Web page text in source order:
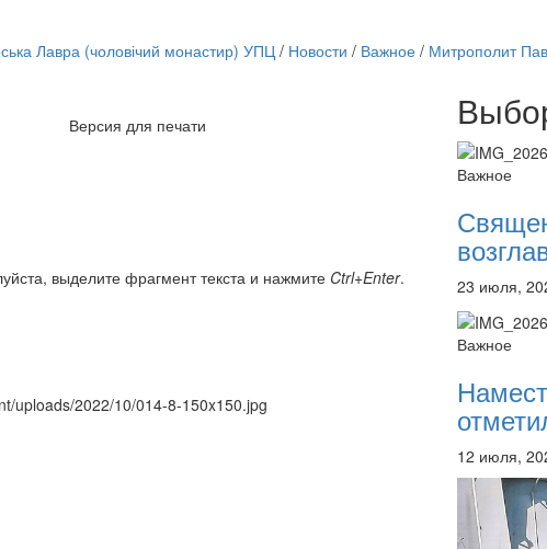
12 сентября 2015
12 сентября 2015
12 сентября 2015
12 сентября 2015
12 сентября 2015
12 сентября 2015
12 сентября 2015
Перейти к архиву
Лавра (чоловічий монастир) УПЦ/ Новости / Важное/ Митрополит
Версия для печати
выделите фрагмент текста и нажмите Ctrl+Enter.
uploads/2022/10/014-8-150x150.jpg
Важное
23 июля,
Важное
12 июля,